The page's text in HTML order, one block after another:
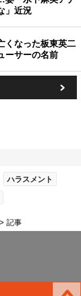
」近況
くなった板東英二
ーサーの名前
ハラスメント
記事